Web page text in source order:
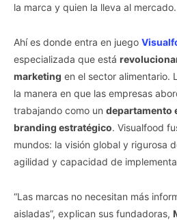
la marca y quien la lleva al mercado.
Ahí es donde entra en juego
especializada que está
marketing en el sector alimentario.
la manera en que las empresas
trabajando como un departamento
branding estratégico. Visualfood
mundos: la visión global y rigurosa
agilidad y capacidad de
“Las marcas no necesitan más
aisladas”, explican sus fundadoras,